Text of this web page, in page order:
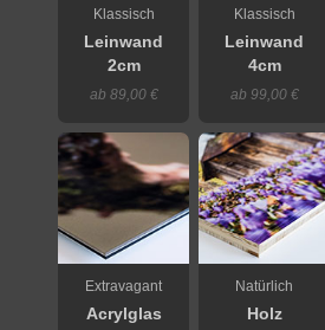
Klassisch
Leinwand
2cm
ab 89,00 €
Klassisch
Leinwand
4cm
ab 99,00 €
Extravagant
Acrylglas
Natürlich
Holz